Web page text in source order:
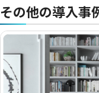
その他の導入事